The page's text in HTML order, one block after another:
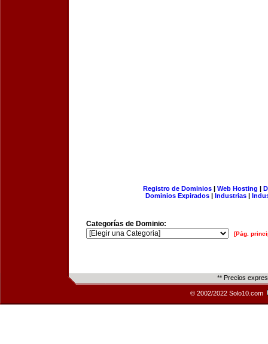
Registro de Dominios| Web Hosting |
Dominios Expirados | Industrias |
Categorías de Dominio:
[Pág.
** Precios
© 2002/2022 Solo10.com